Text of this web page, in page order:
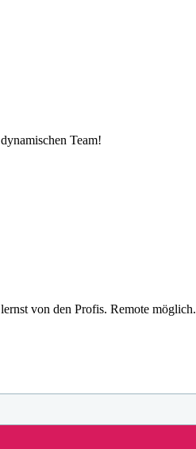
Team!
von den Profis. Remote möglich.